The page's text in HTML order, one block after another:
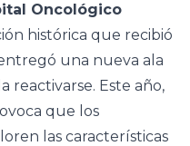
Oncológico
histórica que recibió
una nueva ala
reactivarse. Este año,
que los
las características